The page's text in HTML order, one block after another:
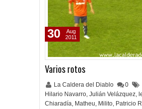
Varios rotos
La Caldera del Diablo 0
Hilario Navarro, Julián Velázquez,
Chiaradía, Matheu, Milito, Patricio
30
Aug
2011